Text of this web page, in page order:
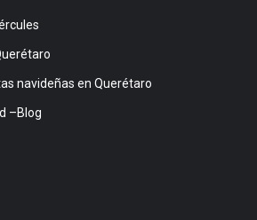
navideñas en Querétaro
–Blog